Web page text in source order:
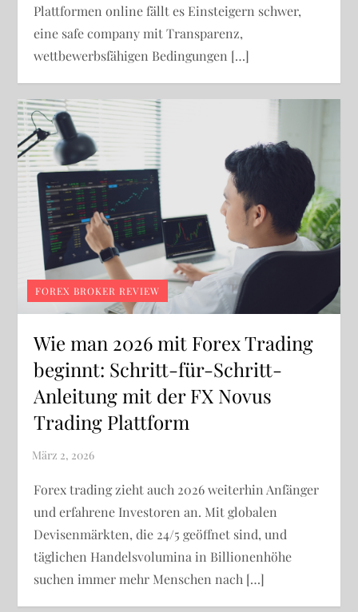
Plattformen online fällt es Einsteigern schwer,
eine safe company mit Transparenz,
wettbewerbsfähigen Bedingungen […]
FOREX BROKER REVIEW
Wie man 2026 mit Forex Trading
beginnt: Schritt-für-Schritt-
Anleitung mit der FX Novus
Trading Plattform
Forex trading zieht auch 2026 weiterhin Anfänger
und erfahrene Investoren an. Mit globalen
Devisenmärkten, die 24/5 geöffnet sind, und
täglichen Handelsvolumina in Billionenhöhe
suchen immer mehr Menschen nach […]